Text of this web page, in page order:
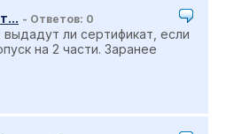
- Ответов: 0
ли сертификат, если
на 2 части. Заранее